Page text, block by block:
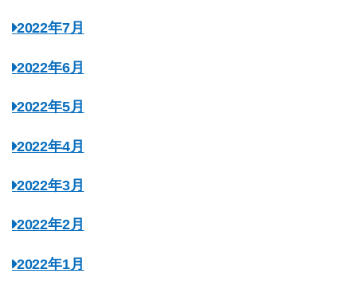
2022年7月
2022年6月
2022年5月
2022年4月
2022年3月
2022年2月
2022年1月